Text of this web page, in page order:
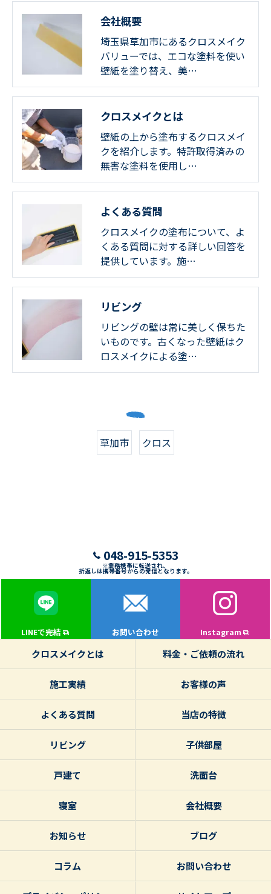
会社概要
埼玉県草加市にあるクロスメイク
バリューでは、エコな塗料を使い
壁紙を塗り替え、美…
クロスメイクとは
壁紙の上から塗布するクロスメイ
クを紹介します。特許取得済みの
無害な塗料を使用し…
よくある質問
クロスメイクの塗布について、よ
くある質問に対する詳しい回答を
提供しています。施…
リビング
リビングの壁は常に美しく保ちた
いものです。古くなった壁紙はク
ロスメイクによる塗…
草加市 クロス
048-915-5353
※業務携帯に転送され、
折返しは携帯番号からの発信となります。
LINEで完結 お問い合わせ Instagram
クロスメイクとは 料金・ご依頼の流れ
施工実績 お客様の声
よくある質問 当店の特徴
リビング 子供部屋
戸建て 洗面台
寝室 会社概要
お知らせ ブログ
コラム お問い合わせ